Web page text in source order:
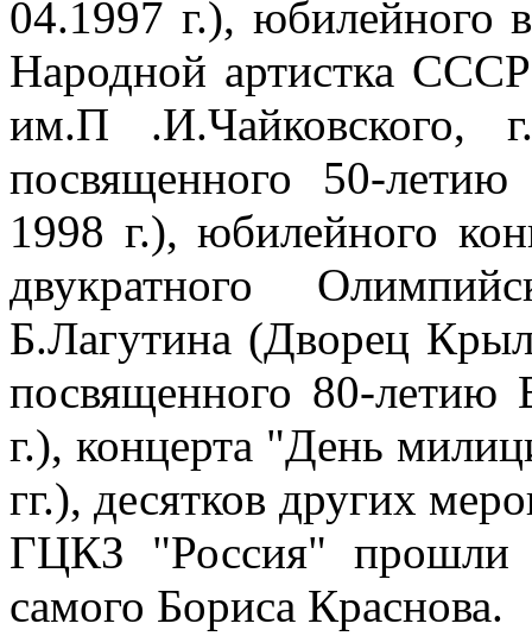
04.1997 г.), юбилейного
Народной артистка
им.П .И.Чайковского,
посвященного 50-
1998 г.), юбилейного
двукратного
Б.Лагутина (Дворец
посвященного 80-
г.), концерта "День
гг.), десятков других
ГЦКЗ "Россия" прошли
самого Бориса Краснова.